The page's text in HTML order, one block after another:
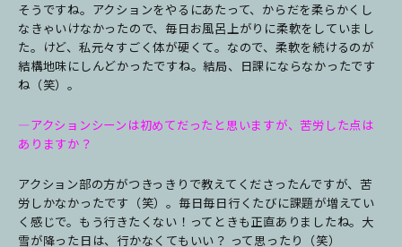
そうですね。アクションをやるにあたって、からだを柔らかくし
なきゃいけなかったので、毎日お風呂上がりに柔軟をしていまし
た。けど、私元々すごく体が硬くて。なので、柔軟を続けるのが
結構地味にしんどかったですね。結局、日課にならなかったです
ね（笑）。
―アクションシーンは初めてだったと思いますが、苦労した点は
ありますか？
アクション部の方がつきっきりで教えてくださったんですが、苦
労しかなかったです（笑）。毎日毎日行くたびに課題が増えてい
く感じで。もう行きたくない！ってときも正直ありましたね。大
雪が降った日は、行かなくてもいい？ って思ったり（笑）